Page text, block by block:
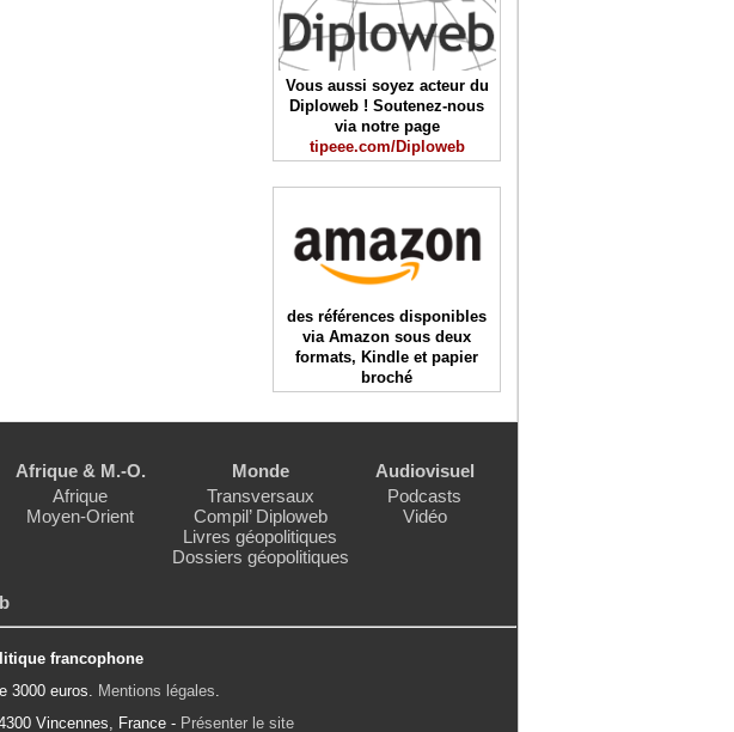
Vous aussi soyez acteur du
Diploweb ! Soutenez-nous
via notre page
tipeee.com/Diploweb
des références disponibles
via Amazon sous deux
formats, Kindle et papier
broché
Afrique & M.-O.
Afrique
Moyen-Orient
Monde
Transversaux
Compil’ Diploweb
Livres géopolitiques
Dossiers géopolitiques
Audiovisuel
Podcasts
Vidéo
francophone
3000 euros.
Mentions légales
Vincennes, France - Présenter le site